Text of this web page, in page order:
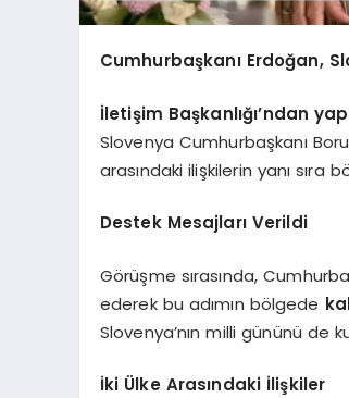
Cumhurbaşkanı Erdoğan,
İletişim Başkanlığı’ndan
Slovenya Cumhurbaşkanı
arasındaki ilişkilerin yanı sıra
Destek Mesajları Verildi
Görüşme sırasında,
ederek bu adımın bölgede
Slovenya’nın milli gününü de
İki Ülke Arasındaki İlişkiler